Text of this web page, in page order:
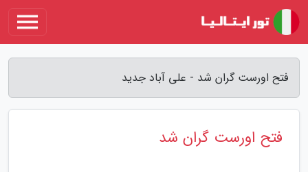
فتح اورست گران شد - علی آباد جدید
فتح اورست گران شد